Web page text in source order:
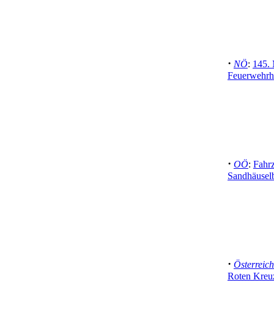
· NÖ: 145.
· OÖ:
· Österreich
Roten